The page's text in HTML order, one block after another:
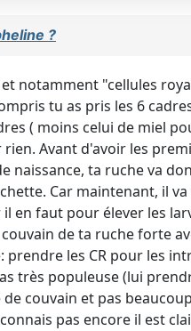
?
notamment "cellules
tu as pris les 6
( moins celui de miel
Avant d'avoir les
naissance, ta ruche va
Car maintenant, il
en faut pour élever les
de ta ruche forte
les CR pour les
très populeuse (lui
couvain et pas
pas encore il est